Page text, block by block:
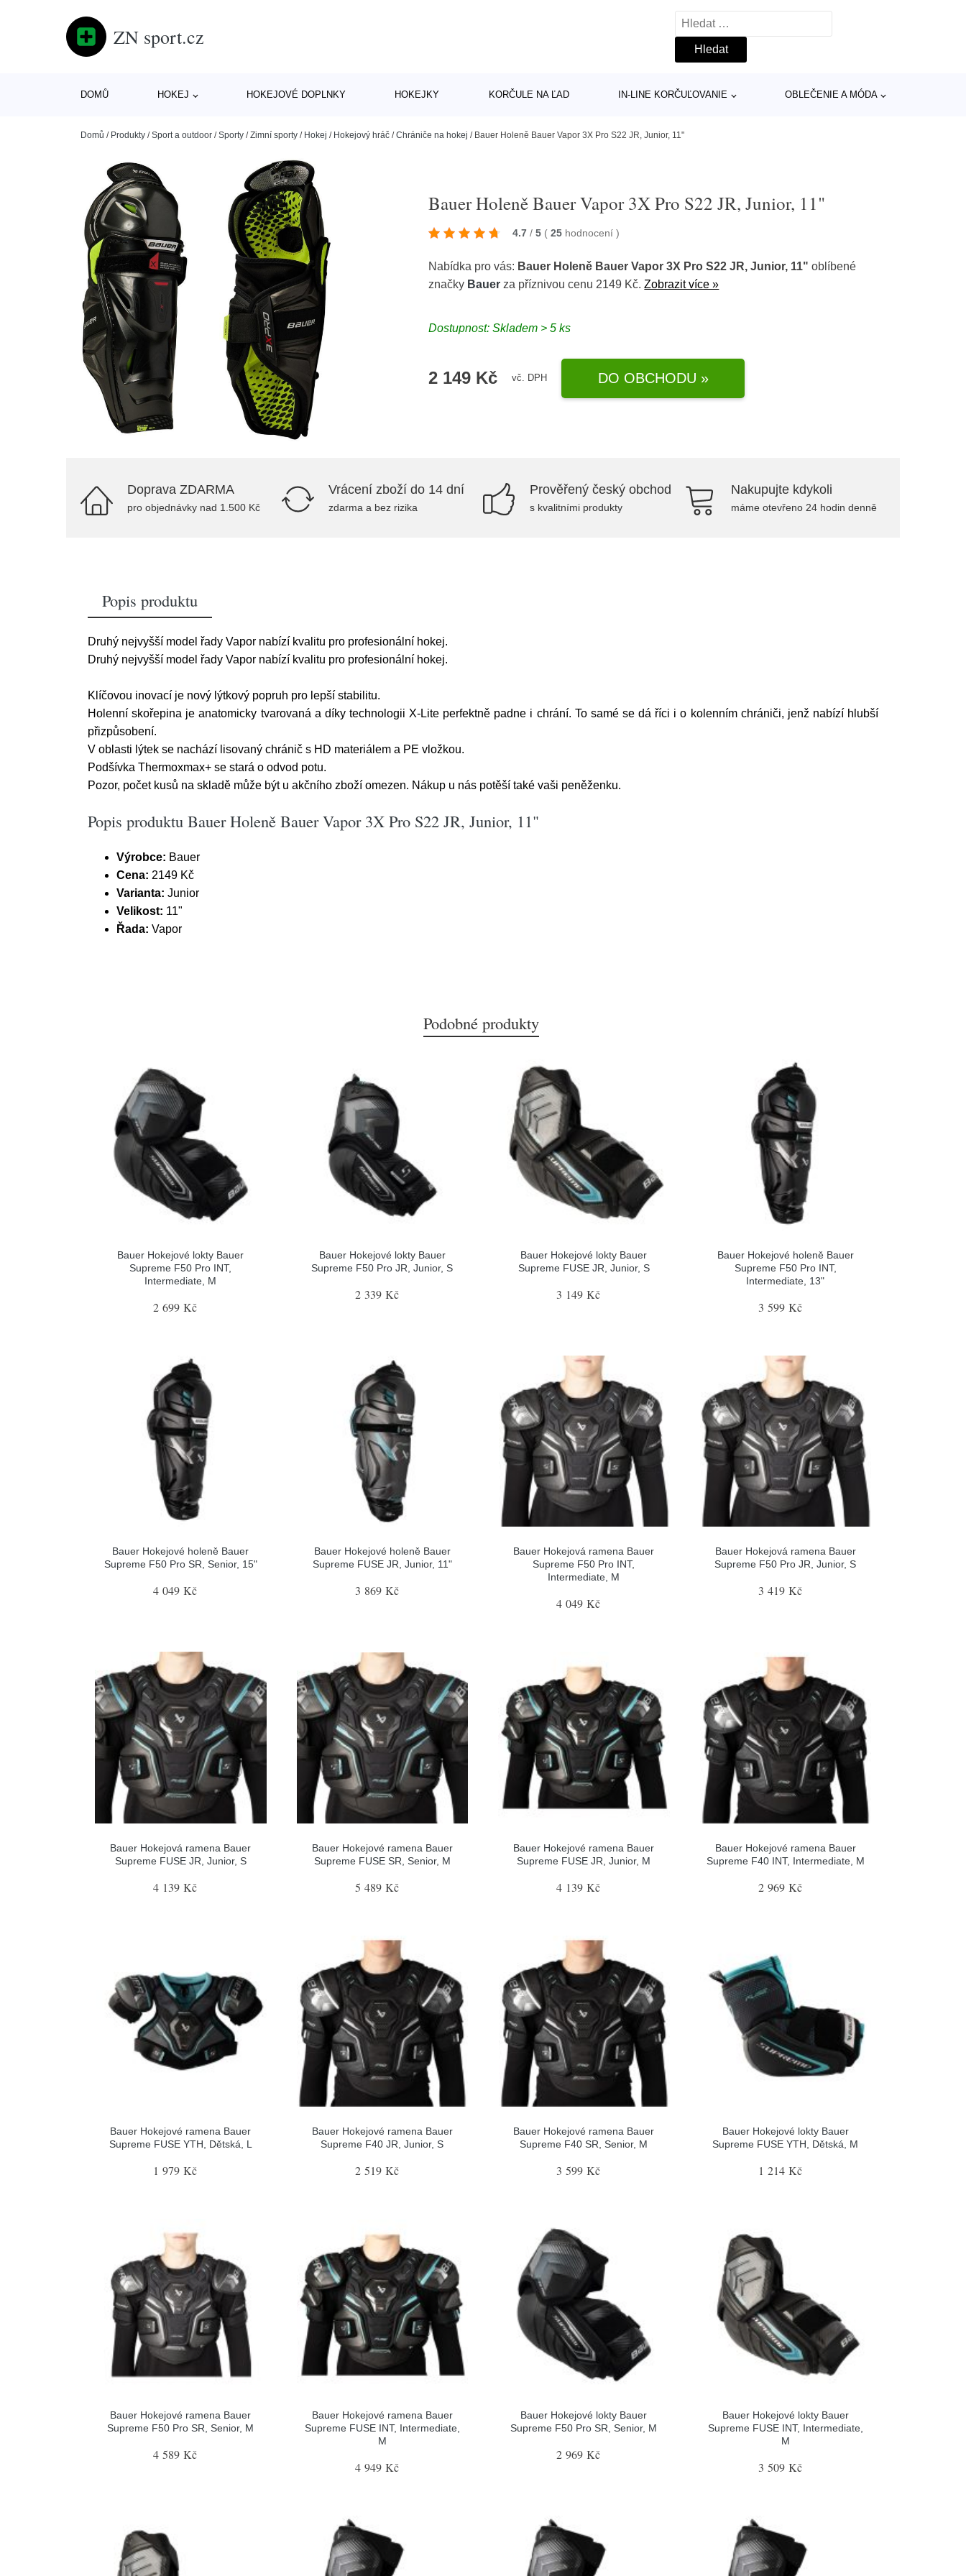
ZN sport.cz
Vyhledávání
DOMŮ HOKEJ HOKEJOVÉ DOPLNKY HOKEJKY KORČULE NA ĽAD IN-LINE KORČUĽOVANIE OBLEČENIE A MÓDA
Domů / Produkty /Sport a outdoor /Sporty /Zimní sporty / Hokej / Hokejový hráč /Chrániče na hokej / Bauer Holeně Bauer Vapor 3X Pro S22 JR, Junior, 11"
Bauer Holeně Bauer Vapor 3X Pro S22 JR, Junior, 11"
4.7 / 5 ( 25 hodnocení)
Nabídka pro vás: Bauer Holeně Bauer Vapor 3X Pro S22 JR, Junior, 11" oblíbené
značky Bauer za příznivou cenu 2149 Kč.Zobrazit více »
Dostupnost: Skladem > 5 ks
2 149 Kč vč. DPH DO OBCHODU »
Doprava ZDARMA
pro objednávky nad 1.500 Kč
Vrácení zboží do 14 dní
zdarma a bez rizika
Prověřený český obchod
s kvalitními produkty
Nakupujte kdykoli
máme otevřeno 24 hodin denně
Popis produktu
Druhý nejvyšší model řady Vapor nabízí kvalitu pro profesionální hokej.
Druhý nejvyšší model řady Vapor nabízí kvalitu pro profesionální hokej.
Klíčovou inovací je nový lýtkový popruh pro lepší stabilitu.
Holenní skořepina je anatomicky tvarovaná a díky technologii X-Lite perfektně padne i chrání. To samé se dá říci i o kolenním chrániči, jenž nabízí hlubší
přizpůsobení.
V oblasti lýtek se nachází lisovaný chránič s HD materiálem a PE vložkou.
Podšívka Thermoxmax+ se stará o odvod potu.
Pozor, počet kusů na skladě může být u akčního zboží omezen. Nákup u nás potěší také vaši peněženku.
Popis produktu Bauer Holeně Bauer Vapor 3X Pro S22 JR, Junior, 11"
Výrobce: Bauer
Cena: 2149 Kč
Varianta: Junior
Velikost: 11"
Řada: Vapor
Podobné produkty
Bauer Hokejové lokty Bauer
Supreme F50 Pro INT,
Intermediate, M
2 699 Kč
Bauer Hokejové lokty Bauer
Supreme F50 Pro JR, Junior, S
2 339 Kč
Bauer Hokejové lokty Bauer
Supreme FUSE JR, Junior, S
3 149 Kč
Bauer Hokejové holeně Bauer
Supreme F50 Pro INT,
Intermediate, 13"
3 599 Kč
Bauer Hokejové holeně Bauer
Supreme F50 Pro SR, Senior, 15"
4 049 Kč
Bauer Hokejové holeně Bauer
Supreme FUSE JR, Junior, 11"
3 869 Kč
Bauer Hokejová ramena Bauer
Supreme F50 Pro INT,
Intermediate, M
4 049 Kč
Bauer Hokejová ramena Bauer
Supreme F50 Pro JR, Junior, S
3 419 Kč
Bauer Hokejová ramena Bauer
Supreme FUSE JR, Junior, S
4 139 Kč
Bauer Hokejové ramena Bauer
Supreme FUSE SR, Senior, M
5 489 Kč
Bauer Hokejové ramena Bauer
Supreme FUSE JR, Junior, M
4 139 Kč
Bauer Hokejové ramena Bauer
Supreme F40 INT, Intermediate, M
2 969 Kč
Bauer Hokejové ramena Bauer
Supreme FUSE YTH, Dětská, L
1 979 Kč
Bauer Hokejové ramena Bauer
Supreme F40 JR, Junior, S
2 519 Kč
Bauer Hokejové ramena Bauer
Supreme F40 SR, Senior, M
3 599 Kč
Bauer Hokejové lokty Bauer
Supreme FUSE YTH, Dětská, M
1 214 Kč
Bauer Hokejové ramena Bauer
Supreme F50 Pro SR, Senior, M
4 589 Kč
Bauer Hokejové ramena Bauer
Supreme FUSE INT, Intermediate,
M
4 949 Kč
Bauer Hokejové lokty Bauer
Supreme F50 Pro SR, Senior, M
2 969 Kč
Bauer Hokejové lokty Bauer
Supreme FUSE INT, Intermediate,
M
3 509 Kč